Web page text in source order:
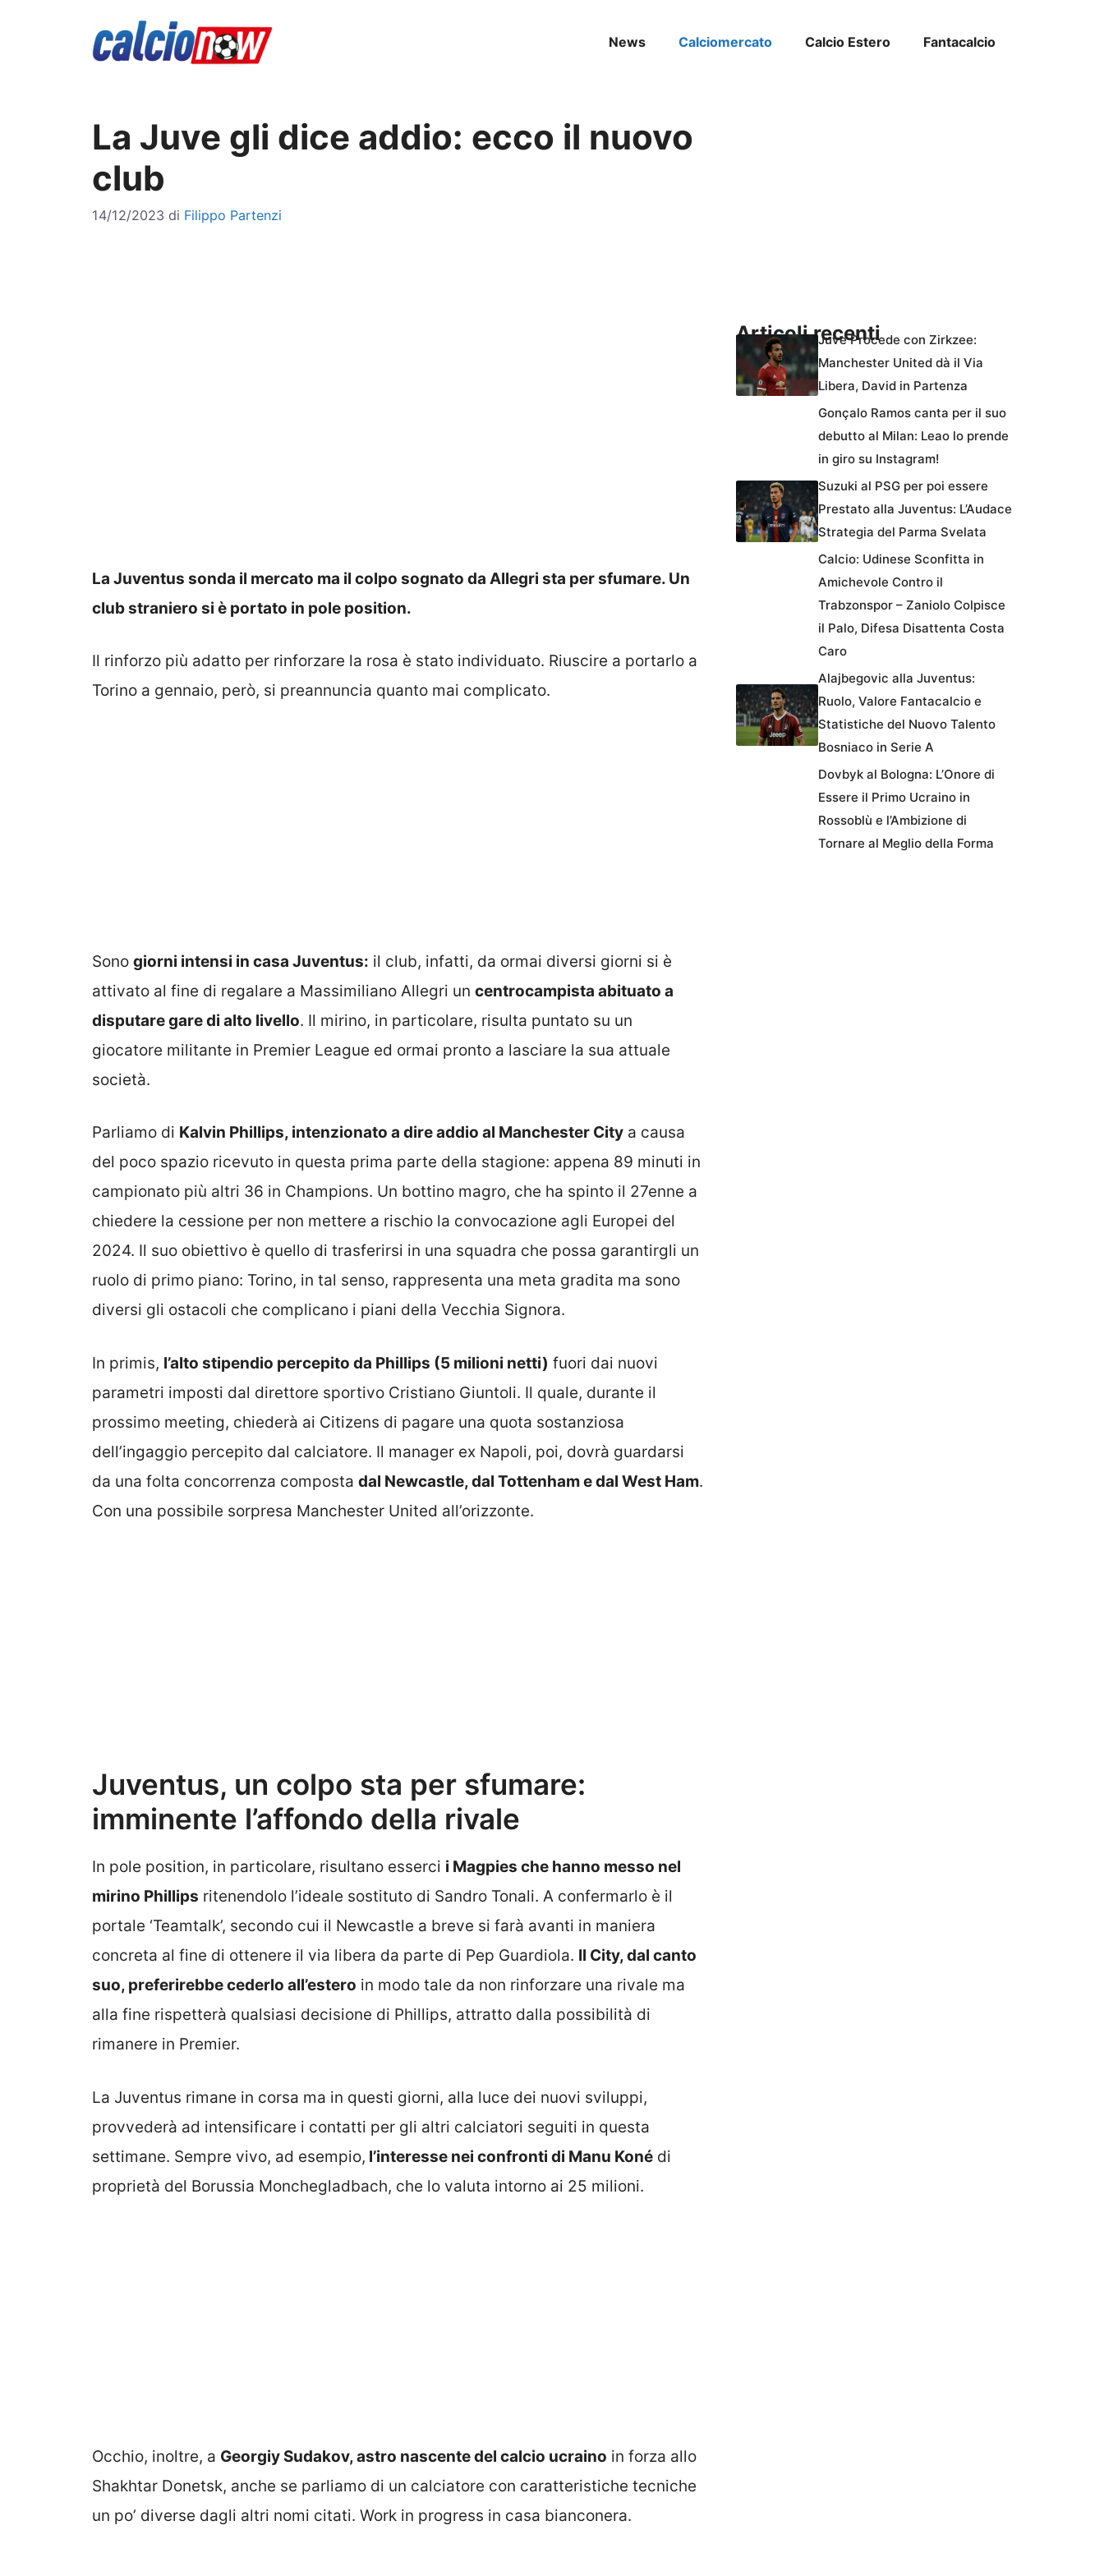
News Calciomercato Calcio Estero Fantacalcio
La Juve gli dice addio: ecco il nuovo
club
14/12/2023 di Filippo Partenzi
La Juventus sonda il mercato ma il colpo sognato da Allegri sta per sfumare. Un
club straniero si è portato in pole position.
Il rinforzo più adatto per rinforzare la rosa è stato individuato. Riuscire a portarlo a
Torino a gennaio, però, si preannuncia quanto mai complicato.
Sono giorni intensi in casa Juventus: il club, infatti, da ormai diversi giorni si è
attivato al fine di regalare a Massimiliano Allegri un centrocampista abituato a
disputare gare di alto livello. Il mirino, in particolare, risulta puntato su un
giocatore militante in Premier League ed ormai pronto a lasciare la sua attuale
società.
Parliamo di Kalvin Phillips, intenzionato a dire addio al Manchester City a causa
del poco spazio ricevuto in questa prima parte della stagione: appena 89 minuti in
campionato più altri 36 in Champions. Un bottino magro, che ha spinto il 27enne a
chiedere la cessione per non mettere a rischio la convocazione agli Europei del
2024. Il suo obiettivo è quello di trasferirsi in una squadra che possa garantirgli un
ruolo di primo piano: Torino, in tal senso, rappresenta una meta gradita ma sono
diversi gli ostacoli che complicano i piani della Vecchia Signora.
In primis, l’alto stipendio percepito da Phillips (5 milioni netti) fuori dai nuovi
parametri imposti dal direttore sportivo Cristiano Giuntoli. Il quale, durante il
prossimo meeting, chiederà ai Citizens di pagare una quota sostanziosa
dell’ingaggio percepito dal calciatore. Il manager ex Napoli, poi, dovrà guardarsi
da una folta concorrenza composta dal Newcastle, dal Tottenham e dal West Ham.
Con una possibile sorpresa Manchester United all’orizzonte.
Juventus, un colpo sta per sfumare:
imminente l’affondo della rivale
In pole position, in particolare, risultano esserci i Magpies che hanno messo nel
mirino Phillips ritenendolo l’ideale sostituto di Sandro Tonali. A confermarlo è il
portale ‘Teamtalk’, secondo cui il Newcastle a breve si farà avanti in maniera
concreta al fine di ottenere il via libera da parte di Pep Guardiola. Il City, dal canto
suo, preferirebbe cederlo all’estero in modo tale da non rinforzare una rivale ma
alla fine rispetterà qualsiasi decisione di Phillips, attratto dalla possibilità di
rimanere in Premier.
La Juventus rimane in corsa ma in questi giorni, alla luce dei nuovi sviluppi,
provvederà ad intensificare i contatti per gli altri calciatori seguiti in questa
settimane. Sempre vivo, ad esempio, l’interesse nei confronti di Manu Koné di
proprietà del Borussia Monchegladbach, che lo valuta intorno ai 25 milioni.
Occhio, inoltre, a Georgiy Sudakov, astro nascente del calcio ucraino in forza allo
Shakhtar Donetsk, anche se parliamo di un calciatore con caratteristiche tecniche
un po’ diverse dagli altri nomi citati. Work in progress in casa bianconera.
Articoli recentiJuve Procede con Zirkzee:
Manchester United dà il Via
Libera, David in Partenza
Gonçalo Ramos canta per il suo
debutto al Milan: Leao lo prende
in giro su Instagram!
Suzuki al PSG per poi essere
Prestato alla Juventus: L’Audace
Strategia del Parma Svelata
Calcio: Udinese Sconfitta in
Amichevole Contro il
Trabzonspor – Zaniolo Colpisce
il Palo, Difesa Disattenta Costa
Caro
Alajbegovic alla Juventus:
Ruolo, Valore Fantacalcio e
Statistiche del Nuovo Talento
Bosniaco in Serie A
Dovbyk al Bologna: L’Onore di
Essere il Primo Ucraino in
Rossoblù e l’Ambizione di
Tornare al Meglio della Forma